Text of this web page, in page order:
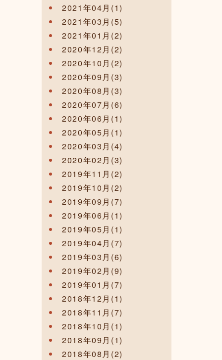
2021年04月(1)
2021年03月(5)
2021年01月(2)
2020年12月(2)
2020年10月(2)
2020年09月(3)
2020年08月(3)
2020年07月(6)
2020年06月(1)
2020年05月(1)
2020年03月(4)
2020年02月(3)
2019年11月(2)
2019年10月(2)
2019年09月(7)
2019年06月(1)
2019年05月(1)
2019年04月(7)
2019年03月(6)
2019年02月(9)
2019年01月(7)
2018年12月(1)
2018年11月(7)
2018年10月(1)
2018年09月(1)
2018年08月(2)